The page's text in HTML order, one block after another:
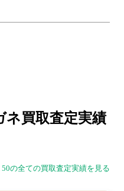
ネ買取査定実績
50の全ての買取査定実績を見る